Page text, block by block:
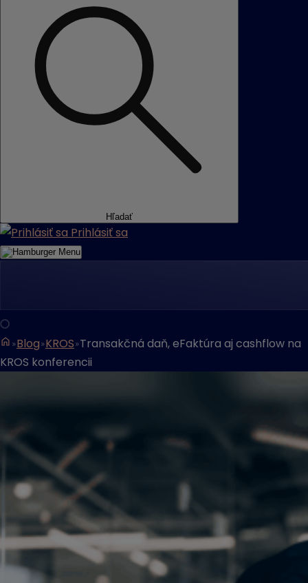
Hľadať
Prihlásiť sa
Menu
Blog KROS Transakčná daň, eFaktúra aj cashflow na
KROS konferencii